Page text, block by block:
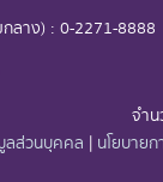
ลาง) : 0-2271-8888
จำน
ลส่วนบุคคล | นโยบาย